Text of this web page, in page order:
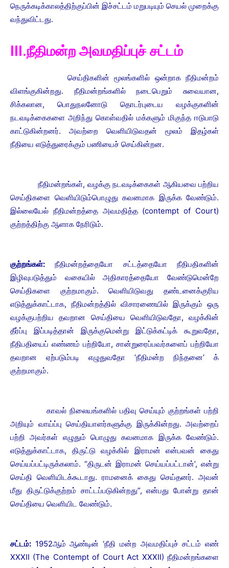
நெருக்கடிக்காலத்திற்குப்பின் இச்சட்டம் மறுபடியும் செயல் முறைக்கு
வந்துவிட்டது.
III.நீதிமன்ற அவமதிப்புச் சட்டம்
செய்திகளின் மூலங்களில் ஒன்றாக நீதிமன்றம்
விளங்குகின்றது. நீதிமன்றங்களில் நடைபெறும் சுவையான,
சிக்கலான, பொதுநலனோடு தொடர்புடைய வழக்குகளின்
நடவடிக்கைகளை அறிந்து கொள்வதில் மக்களும் மிகுந்த ஈடுபாடு
காட்டுகின்றனர். அவற்றை வெளியிடுவதன் மூலம் இதழ்கள்
நீதியை எடுத்துரைக்கும் பணியைச் செய்கின்றன.
நீதிமன்றங்கள், வழக்கு நடவடிக்கைகள் ஆகியவை பற்றிய
செய்திகளை வெளியிடும்பொழுது கவனமாக இருக்க வேண்டும்.
இல்லையேல் நீதிமன்றத்தை அவமதித்த (contempt of Court)
குற்றத்திற்கு ஆளாக நேரிடும்.
குற்றங்கள்: நீதிமன்றத்தையோ சட்டத்தையோ நீதிபதிகளின்
இழிவுபடுத்தும் வகையில் அதிகாரத்தையோ வேண்டுமென்றே
செய்திகளை குற்றமாகும். வெளியிடுவது தண்டனைக்குரிய
எடுத்துக்காட்டாக, நீதிமன்றத்தில் விசாரணையில் இருக்கும் ஒரு
வழக்குபற்றிய தவறான செய்தியை வெளியிடுவதோ, வழக்கின்
தீர்ப்பு இப்படித்தான் இருக்குமென்று இட்டுக்கட்டிக் கூறுவதோ,
நீதிபதியைப் எண்ணம் பற்றியோ, சான்றுரைப்பவர்களைப் பற்றியோ
தவறான ஏற்படும்படி எழுதுவதோ ‘நீதிமன்ற நிந்தனை’ க்
குற்றமாகும்.
காவல் நிலையங்களில் பதிவு செய்யும் குற்றங்கள் பற்றி
அறியும் வாய்ப்பு செய்தியாளர்களுக்கு இருக்கின்றது. அவற்றைப்
பற்றி அவர்கள் எழுதும் பொழுது கவனமாக இருக்க வேண்டும்.
எடுத்துக்காட்டாக, திருட்டு வழக்கில் இராமன் என்பவன் கைது
செய்யப்பட்டிருக்கலாம். “திருடன் இராமன் செய்யப்பட்டான்’, என்று
செய்தி வெளியிடக்கூடாது. ராமனைக் கைது செய்தனர். அவன்
மீது திருட்டுக்குற்றம் சாட்டப்படுகின்றது”, என்பது போன்று தான்
செய்தியை வெளியிட வேண்டும்.
சட்டம்: 1952ஆம் ஆண்டின் ‘நீதி மன்ற அவமதிப்புச் சட்டம் எண்
XXXII (The Contempt of Court Act XXXII) நீதிமன்றங்களை